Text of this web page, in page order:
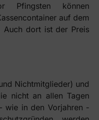
Pfingsten können
auf dem
Auch dort ist der Preis
Nichtmitglieder) und
nicht an allen Tagen
wie in den Vorjahren -